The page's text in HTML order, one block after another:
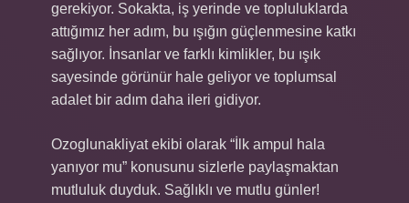
gerekiyor. Sokakta, iş yerinde ve topluluklarda
attığımız her adım, bu ışığın güçlenmesine katkı
sağlıyor. İnsanlar ve farklı kimlikler, bu ışık
sayesinde görünür hale geliyor ve toplumsal
adalet bir adım daha ileri gidiyor.
Ozoglunakliyat ekibi olarak “İlk ampul hala
yanıyor mu” konusunu sizlerle paylaşmaktan
mutluluk duyduk. Sağlıklı ve mutlu günler!